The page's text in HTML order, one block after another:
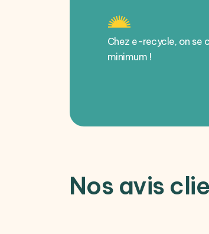
Chez e-recycle, on se
minimum !
Nos avis